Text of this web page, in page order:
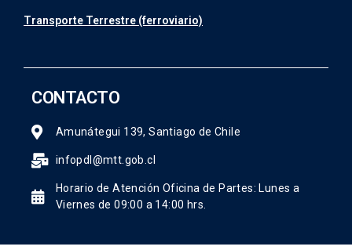
Transporte Terrestre (ferroviario)
CONTACTO
Amunátegui 139, Santiago de Chile
infopdl@mtt.gob.cl
Horario de Atención Oficina de Partes: Lunes a
Viernes de 09:00 a 14:00 hrs.